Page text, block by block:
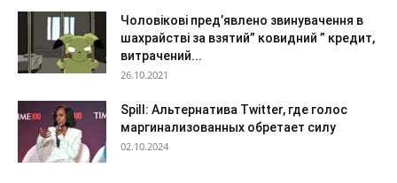
Чоловікові пред’явлено звинувачення в
шахрайстві за взятий” ковидний ” кредит,
витрачений...
26.10.2021
Spill: Альтернатива Twitter, где голос
маргинализованных обретает силу
02.10.2024